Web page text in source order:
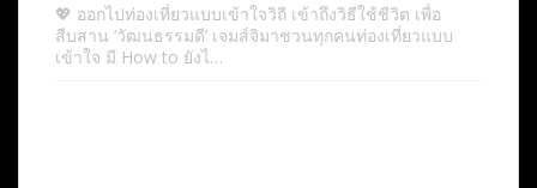
💖 ออกไปท่องเที่ยวแบบเข้าใจวิถี เข้าถึงวิธีใช้ชีวิต เพื่อ
สืบสาน ‘วัฒนธรรมดี’ เจมส์จิมาชวนทุกคนท่องเที่ยวแบบ
เข้าใจ มี How to ยังไ…